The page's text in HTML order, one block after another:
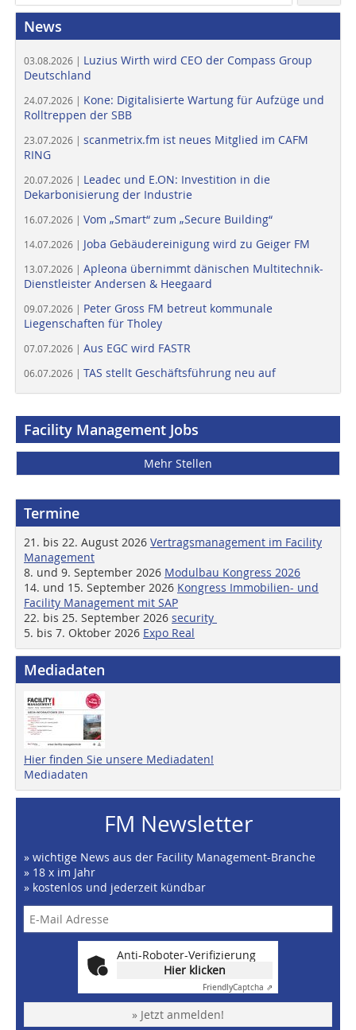
News
03.08.2026 | Luzius Wirth wird CEO der Compass Group
Deutschland
24.07.2026 | Kone: Digitalisierte Wartung für Aufzüge und
Rolltreppen der SBB
23.07.2026 | scanmetrix.fm ist neues Mitglied im CAFM
RING
20.07.2026 | Leadec und E.ON: Investition in die
Dekarbonisierung der Industrie
16.07.2026 | Vom „Smart“ zum „Secure Building“
14.07.2026 | Joba Gebäudereinigung wird zu Geiger FM
13.07.2026 | Apleona übernimmt dänischen Multitechnik-
Dienstleister Andersen & Heegaard
09.07.2026 | Peter Gross FM betreut kommunale
Liegenschaften für Tholey
07.07.2026 | Aus EGC wird FASTR
06.07.2026 | TAS stellt Geschäftsführung neu auf
Facility Management Jobs
Mehr Stellen
Termine
21. bis 22. August 2026 Vertragsmanagement im Facility
Management
8. und 9. September 2026 Modulbau Kongress 2026
14. und 15. September 2026 Kongress Immobilien- und
Facility Management mit SAP
22. bis 25. September 2026 security
5. bis 7. Oktober 2026 Expo Real
Mediadaten
Hier finden Sie unsere Mediadaten!
Mediadaten
FM Newsletter
» wichtige News aus der Facility Management-Branche
» 18 x im Jahr
» kostenlos und jederzeit kündbar
Anti-Roboter-Verifizierung
Hier klicken
FriendlyCaptcha ⇗
» Jetzt anmelden!